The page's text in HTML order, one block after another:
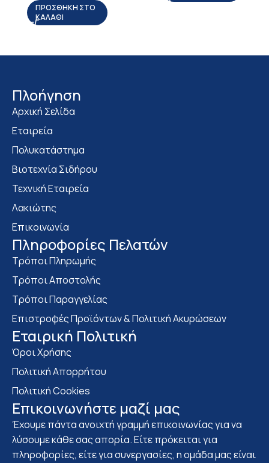
ΠΡΟΣΘΉΚΗ ΣΤΟ
ΚΑΛΆΘΙ
Πλοήγηση
Αρχική Σελίδα
Εταιρεία
Πολυκατάστημα
Bιοτεχνία Σιδήρου
Τεχνική Εταιρεία
Λακιώτης
Επικοινωνία
Πληροφορίες Πελατών
Τρόποι Πληρωμής
Τρόποι Αποστολής
Τρόποι Παραγγελίας
Επιστροφές Προϊόντων & Πολιτική Ακυρώσεων
Eταιρική Πολιτική
Όροι Χρήσης
Πολιτική Απορρήτου
Πολιτική Cookies
Επικοινωνήστε μαζί μας
Έχουμε πάντα ανοιχτή γραμμή επικοινωνίας για να
λύσουμε κάθε σας απορία. Είτε πρόκειται για
πληροφορίες, είτε για συνεργασίες, η ομάδα μας είναι